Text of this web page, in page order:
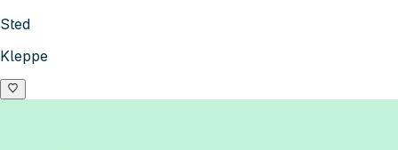
Sted
Kleppe